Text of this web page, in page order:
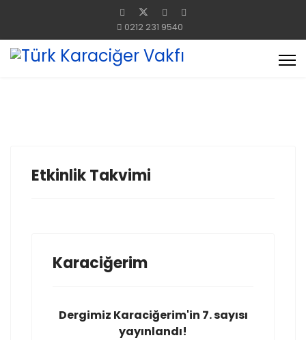
0212 231 9540
Etkinlik Takvimi
Karaciğerim
Dergimiz Karaciğerim'in 7. sayısı
yayınlandı!